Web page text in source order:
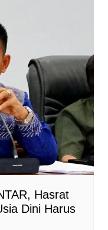
Hasrat
Dini Harus